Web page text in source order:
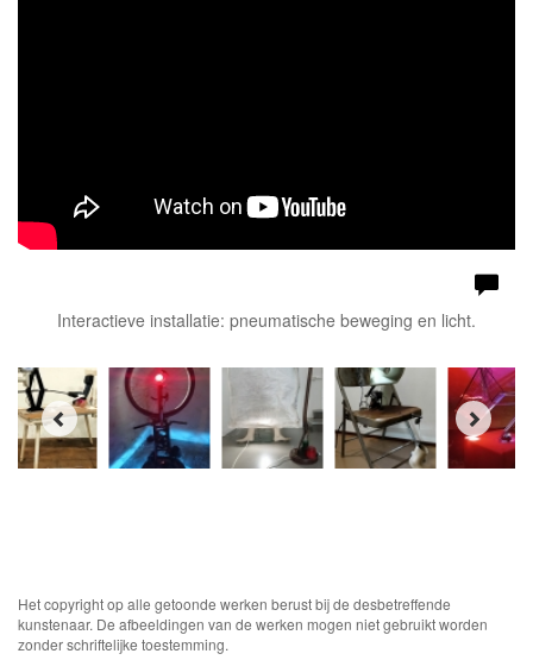
Interactieve installatie: pneumatische beweging en licht.
Het copyright op alle getoonde werken berust bij de desbetreffende
kunstenaar. De afbeeldingen van de werken mogen niet gebruikt worden
zonder schriftelijke toestemming.